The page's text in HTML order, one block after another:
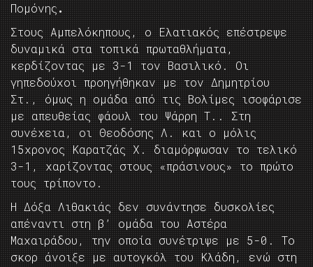
Πομόνης.
Στους Αμπελόκηπους, ο Ελατιακός επέστρεψε
δυναμικά στα τοπικά πρωταθλήματα,
κερδίζοντας με 3-1 τον Βασιλικό. Οι
γηπεδούχοι προηγήθηκαν με τον Δημητρίου
Στ., όμως η ομάδα από τις Βολίμες ισοφάρισε
με απευθείας φάουλ του Ψάρρη Τ.. Στη
συνέχεια, οι Θεοδόσης Λ. και ο μόλις
15χρονος Καρατζάς Χ. διαμόρφωσαν το τελικό
3-1, χαρίζοντας στους «πράσινους» το πρώτο
τους τρίποντο.
Η Δόξα Λιθακιάς δεν συνάντησε δυσκολίες
απέναντι στη β’ ομάδα του Αστέρα
Μαχαιράδου, την οποία συνέτριψε με 5-0. Το
σκορ άνοιξε με αυτογκόλ του Κλάδη, ενώ στη